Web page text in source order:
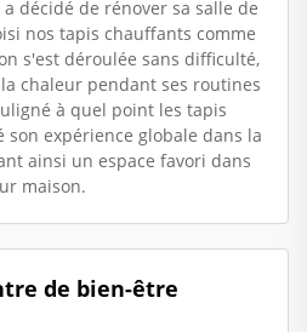
décidé de rénover sa salle de
nos tapis chauffants comme
s'est déroulée sans difficulté,
chaleur pendant ses routines
à quel point les tapis
expérience globale dans la
ainsi un espace favori dans
maison.
de bien-être